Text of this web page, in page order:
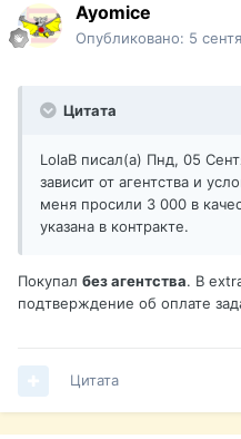
Ayomice
Опубликовано: 5
Цитата
LolaB писал(а) Пнд, 05
зависит от агентства и
меня просили 3 000 в
указана в контракте.
Покупал без агентства. В
подтверждение об оплате
Цитата